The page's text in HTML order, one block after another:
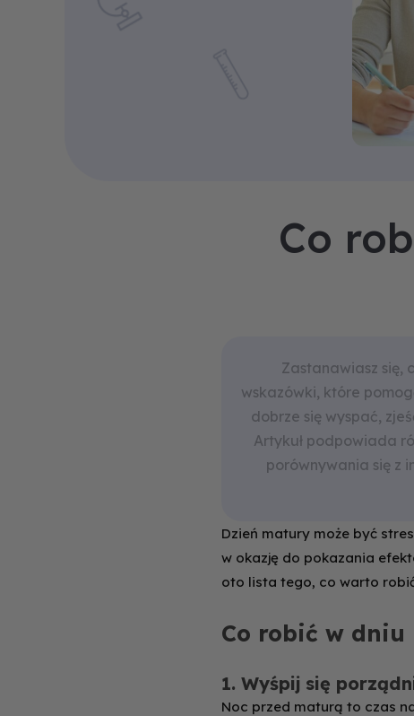
Co
Zastanawiasz się,
wskazówki, które
dobrze się wyspać,
Artykuł podpowiada
porównywania się z
Dzień matury może być
w okazję do pokazania
oto lista tego, co warto
Co robić w
1. Wyśpij się
Noc przed maturą to czas